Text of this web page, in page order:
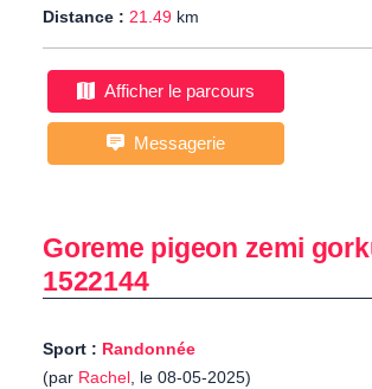
Distance : 21.49 km
Afficher le parcours
Messagerie
Goreme pigeon zemi
1522144
Sport : Randonnée
(par Rachel, le 08-05-2025)